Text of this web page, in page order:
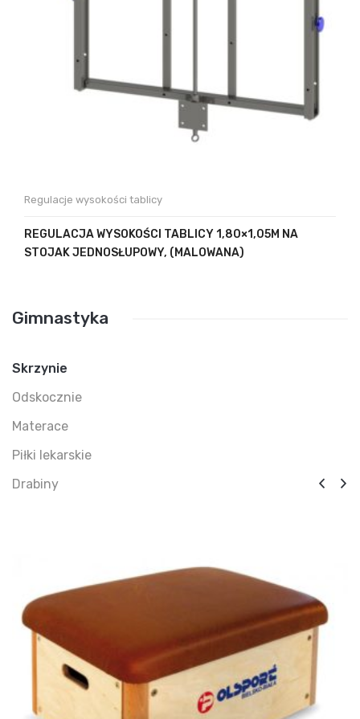
Regulacje wysokości tablicy
REGULACJA WYSOKOŚCI TABLICY 1,80×1,05M NA
STOJAK JEDNOSŁUPOWY, (MALOWANA)
Gimnastyka
Skrzynie
Odskocznie
Materace
Piłki lekarskie
Drabiny